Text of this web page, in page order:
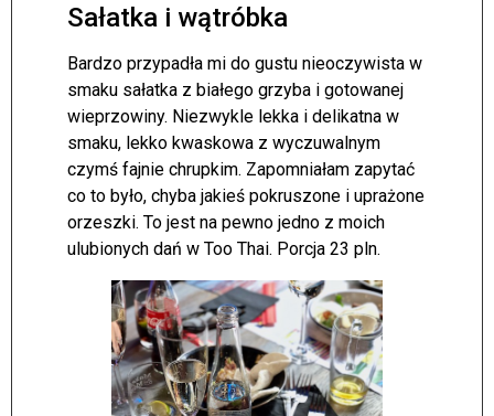
Sałatka i wątróbka
Bardzo przypadła mi do gustu nieoczywista w
smaku sałatka z białego grzyba i gotowanej
wieprzowiny. Niezwykle lekka i delikatna w
smaku, lekko kwaskowa z wyczuwalnym
czymś fajnie chrupkim. Zapomniałam zapytać
co to było, chyba jakieś pokruszone i uprażone
orzeszki. To jest na pewno jedno z moich
ulubionych dań w Too Thai. Porcja 23 pln.